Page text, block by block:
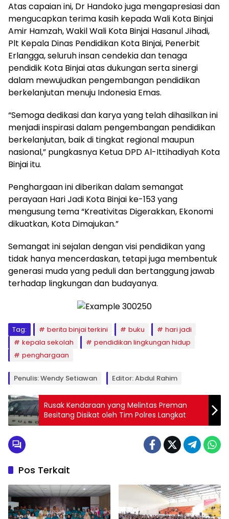
Atas capaian ini, Dr Handoko juga mengapresiasi dan
mengucapkan terima kasih kepada Wali Kota Binjai
Amir Hamzah, Wakil Wali Kota Binjai Hasanul Jihadi,
Plt Kepala Dinas Pendidikan Kota Binjai, Penerbit
Erlangga, seluruh insan cendekia dan tenaga
pendidik Kota Binjai atas dukungan serta sinergi
dalam mewujudkan pengembangan pendidikan
berkelanjutan menuju Indonesia Emas.
“Semoga dedikasi dan karya yang telah dihasilkan ini
menjadi inspirasi dalam pengembangan pendidikan
berkelanjutan, baik di tingkat regional maupun
nasional,” pungkasnya Ketua DPD Al-Ittihadiyah Kota
Binjai itu.
Penghargaan ini diberikan dalam semangat
perayaan Hari Jadi Kota Binjai ke-153 yang
mengusung tema “Kreativitas Digerakkan, Ekonomi
dikuatkan, Kota Dimajukan.”
Semangat ini sejalan dengan visi pendidikan yang
tidak hanya mencerdaskan, tetapi juga membentuk
generasi muda yang peduli dan bertanggung jawab
terhadap lingkungan dan budayanya.
Tag: berita binjai terkini buku
hari jadi
kepala sekolah
pendidikan lingkungan hidup
penghargaan
Penulis: Wendy Setiawan Editor: Abdul Rahim
Rusak Kendaraan yang Melintas Preman
Besitang Disikat oleh Tim Polres Langkat
Pos Terkait